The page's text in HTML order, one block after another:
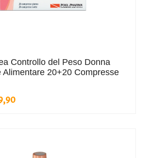
Controllo del Peso Donna
Alimentare 20+20 Compresse